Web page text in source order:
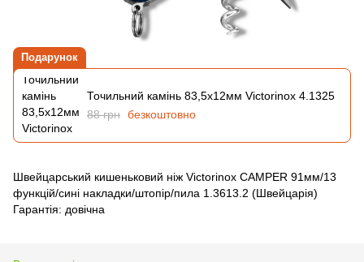
Подарунок
Точильний камінь 83,5х12мм Victorinox 4.1325
88 грн безкоштовно
Швейцарський кишеньковий ніж Victorinox CAMPER 91мм/13
функцій/сині накладки/штопір/пила 1.3613.2 (Швейцарія)
Гарантія: довічна